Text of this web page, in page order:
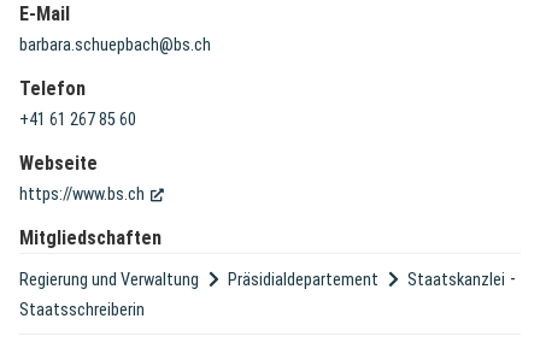
E-Mail
barbara.schuepbach@bs.ch
Telefon
+41 61 267 85 60
Webseite
https://www.bs.ch (External Link)
Mitgliedschaften
Regierung und Verwaltung Präsidialdepartement Staatskanzlei -
Staatsschreiberin